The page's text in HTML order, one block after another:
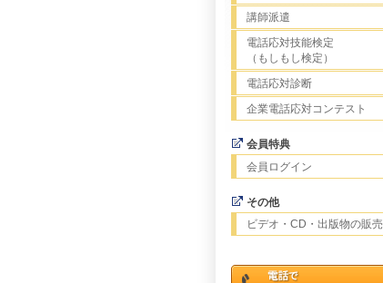
講師派遣
電話応対技能検定
（もしもし検定）
電話応対診断
企業電話応対コンテスト
会員特典
会員ログイン
その他
ビデオ・CD・出版物の販売